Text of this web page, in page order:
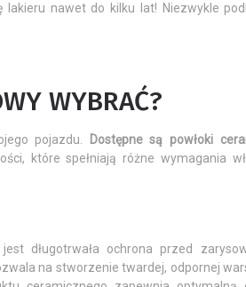
lakieru nawet do kilku lat! Niezwykle
WYBRAĆ?
pojazdu.
Dostępne są powłoki
które spełniają różne wymagania
długotrwała ochrona przed
na stworzenie twardej, odpornej